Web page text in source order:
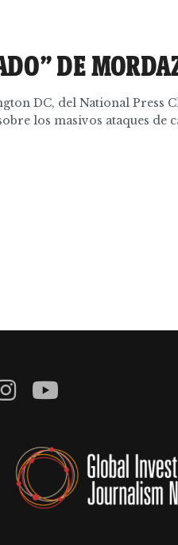
DE
DC, del National Press
los masivos ataques de